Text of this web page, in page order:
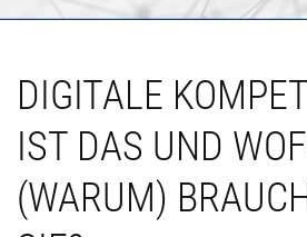
DIGITALE
IST DAS UND
(WARUM)